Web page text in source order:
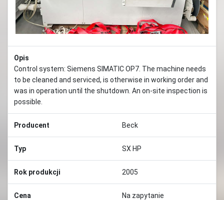
Opis
Control system: Siemens SIMATIC OP7. The machine needs
to be cleaned and serviced, is otherwise in working order and
was in operation until the shutdown. An on-site inspection is
possible.
Producent Beck
Typ SX HP
Rok produkcji 2005
Cena Na zapytanie